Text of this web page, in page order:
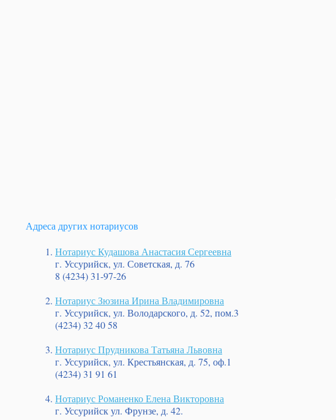
Адреса других нотариусов
Нотариус Кудашова Анастасия Сергеевна
г. Уссурийск, ул. Советская, д. 76
8 (4234) 31-97-26
Нотариус Зюзина Ирина Владимировна
г. Уссурийск, ул. Володарского, д. 52, пом.3
(4234) 32 40 58
Нотариус Прудникова Татьяна Львовна
г. Уссурийск, ул. Крестьянская, д. 75, оф.1
(4234) 31 91 61
Нотариус Романенко Елена Викторовна
г. Уссурийск ул. Фрунзе, д. 42.